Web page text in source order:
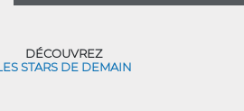
DÉCOUVREZ
STARS DE DEMAIN